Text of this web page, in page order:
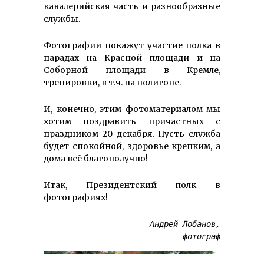
кавалерийская часть и разно­образные
службы.
Фотографии покажут участие пол­ка в
па­радах на Красной площади и на
Собор­ной площади в Кремле,
тренировки, в т.ч. на полигоне.
И, ко­нечно, этим фото­материалом мы
хотим поз­дравить причастных с
праздником 20 декабря. Пусть служба
будет спокой­ной, здоровье крепким, а
дома всё благополучно!
Итак, Президентский полк в
фотографиях!
Андрей Лобанов,
фотограф